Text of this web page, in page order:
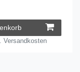
Versandkosten